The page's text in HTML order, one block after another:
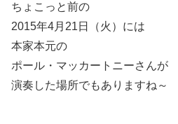
ちょこっと前の
2015年4月21日（火）には
本家本元の
ポール・マッカートニーさんが
演奏した場所でもありますね～